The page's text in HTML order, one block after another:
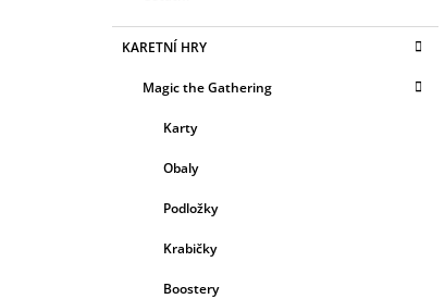
KARETNÍ HRY
Magic the Gathering
Karty
Obaly
Podložky
Krabičky
Boostery